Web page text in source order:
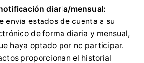
diaria/mensual:
envía estados de cuenta a su
de forma diaria y mensual,
haya optado por no participar.
proporcionan el historial